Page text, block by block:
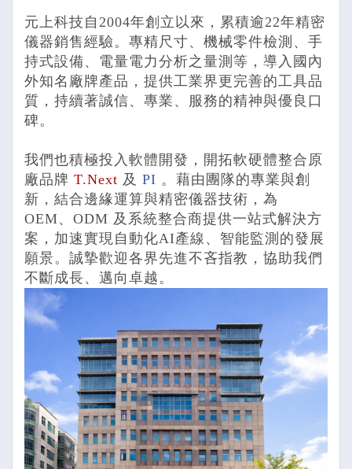
元上科技自2004年創立以來，累積逾22年精密
儀器銷售經驗。專精尺寸、機械零件檢測、手
持式設備、電量電力分析之量測等，導入國內
外知名廠牌產品，提供工業界更完善的工具品
質，持續著誠信、專業、服務的精神與優良口
碑。
我們也積極投入軟體開發，開拓軟硬體整合原
廠品牌 T.Next 及 PI 。藉由團隊的專業與創
新，結合邊緣運算與精密儀器技術，為
OEM、ODM 及系統整合商提供一站式解決方
案，加速實現自動化AI產線、智能監測的發展
願景。誠摯歡迎各界先進不吝指教，協助我們
不斷成長、邁向卓越。